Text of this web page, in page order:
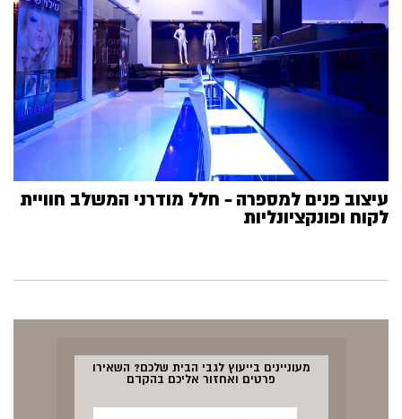
עיצוב פנים למספרה – חלל מודרני המשלב חוויית
לקוח ופונקציונליות
מעוניינים בייעוץ לגבי הבית שלכם? השאירו
פרטים ואחזור אליכם בהקדם